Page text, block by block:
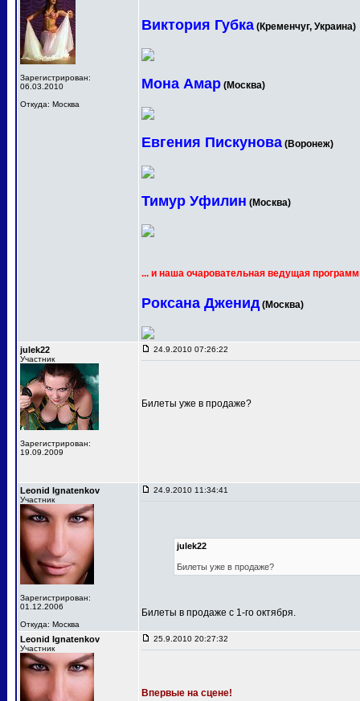
Зарегистрирован:
06.03.2010
Откуда: Москва
Виктория Губка (Кременчуг, Украина)
Мона Амар (Москва)
Евгения Пискунова (Воронеж)
Тимур Уфилин (Москва)
... и наша очаровательная ведущая
Роксана Дженид (Москва)
julek22
Участник
Зарегистрирован:
19.09.2009
24.9.2010 07:26:22
Билеты уже в продаже?
Leonid Ignatenkov
Участник
Зарегистрирован:
01.12.2006
Откуда: Москва
24.9.2010 11:34:41
julek22
Билеты уже в продаже?
Билеты в продаже с 1-го октября.
Leonid Ignatenkov
Участник
25.9.2010 20:27:32
Впервые на сцене!